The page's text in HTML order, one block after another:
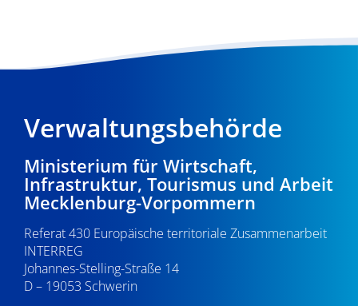
Verwaltungsbehörde
Ministerium für Wirtschaft,
Infrastruktur, Tourismus und Arbeit
Mecklenburg-Vorpommern
Referat 430 Europäische territoriale Zusammenarbeit
INTERREG
Johannes-Stelling-Straße 14
D – 19053 Schwerin